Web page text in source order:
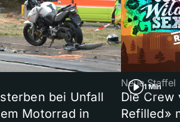
bei Unfall
Motorrad in
1 Min
Neue Staffel
Die Crew
Refilled»